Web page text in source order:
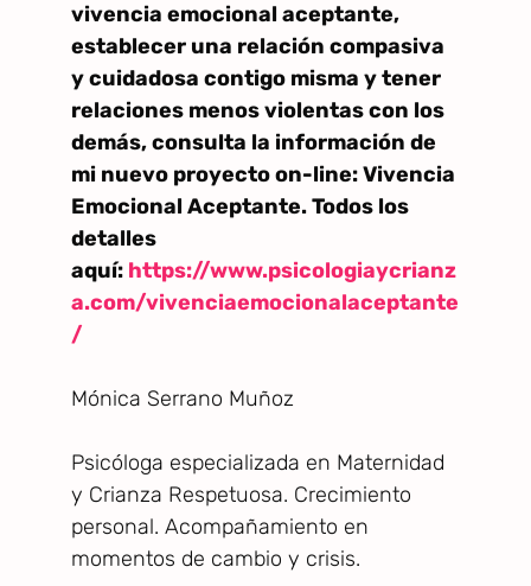
vivencia emocional aceptante,
establecer una relación compasiva
y cuidadosa contigo misma y tener
relaciones menos violentas con los
demás, consulta la información de
mi nuevo proyecto on-line: Vivencia
Emocional Aceptante. Todos los
detalles
aquí: https://www.psicologiaycrianz
a.com/vivenciaemocionalaceptante
/
Mónica Serrano Muñoz
Psicóloga especializada en Maternidad
y Crianza Respetuosa. Crecimiento
personal. Acompañamiento en
momentos de cambio y crisis.